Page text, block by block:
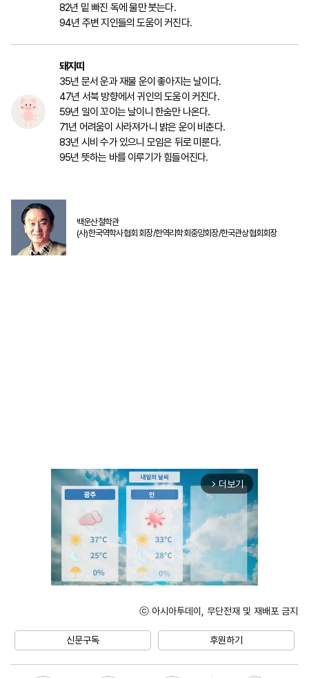
82년 밑 빠진 독에 물만 붓는다.
94년 주변 지인들의 도움이 커진다.
돼지띠
35년 문서 운과 재물 운이 좋아지는 날이다.
47년 서북 방향에서 귀인의 도움이 커진다.
59년 일이 꼬이는 날이니 한숨만 나온다.
71년 어려움이 사라져가니 밝은 운이 비춘다.
83년 시비 수가 있으니 모임은 뒤로 미룬다.
95년 뜻하는 바를 이루기가 힘들어진다.
백운산철학관
(사)한국역학사협회 회장/한역리학회중앙회장/한국관상협회회장
arrow_forward_ios 더보기
ⓒ 아시아투데이, 무단전재 및 재배포 금지
신문구독 후원하기